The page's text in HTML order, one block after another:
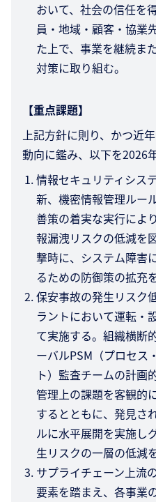
おいて、社会の信任を
員・地域・顧客・協業
た上で、事業を継続ま
対策に取り組む。
【重点課題】
上記方針に則り、かつ近
動向に鑑み、以下を2026
情報セキュリティシス
新、機密情報管理ルー
善策の着実な実行によ
報漏洩リスクの低減を
撃時に、システム障害
るための防御策の拡充
保安事故の発生リスク
ラントにおいて運転・
て実施する。組織横断
ーバルPSM（プロセス
ト）監査チームの計画
管理上の課題を客観的
するとともに、発見さ
ルに水平展開を実施し
生リスクの一層の低減
サプライチェーン上流
要素を踏まえ、各事業